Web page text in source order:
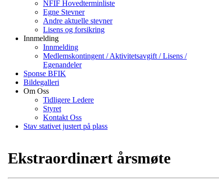
NFIF Hovedterminliste
Egne Stevner
Andre aktuelle stevner
Lisens og forsikring
Innmelding
Innmelding
Medlemskontingent / Aktivitetsavgift / Lisens /
Egenandeler
Sponse BFIK
Bildegalleri
Om Oss
Tidligere Ledere
Styret
Kontakt Oss
Stav stativet justert på plass
Ekstraordinært årsmøte